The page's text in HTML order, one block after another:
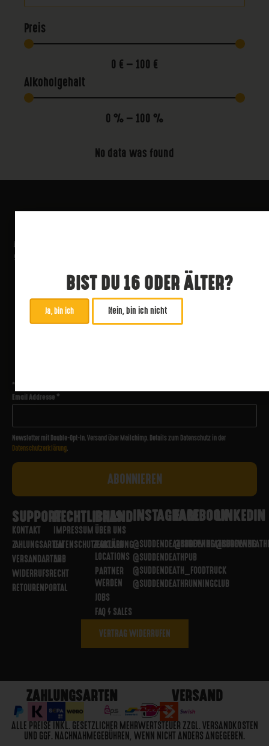
Preis
0 € — 100 €
Alkoholgehalt
0 % — 100 %
No data was found
*
Email Addresse*
Newsletter mit Double-Opt-In. Versand über Mailchimp. Details zum Datenschutz in der
Datenschutzerklärung.
SUPPORT
KONTAKT
ZAHLUNGSARTEN
VERSANDARTEN
WIDERRUFSRECHT
RETOURENPORTAL
RECHTLICHES
IMPRESSUM
DATENSCHUTZERKLÄRUNG
AGB
BRAND
ÜBER UNS
PARTNER
LOCATIONS
PARTNER
WERDEN
JOBS
FAQ / SALES
INSTAGRAM
@SUDDENDEATHBREWING
@SUDDENDEATHPUB
@SUDDENDEATH_FOODTRUCK
@SUDDENDEATHRUNNINGCLUB
FACEBOOK
@SUDDENDEATHBREWING
LINKEDIN
VERTRAG WIDERRUFEN
ZAHLUNGSARTEN VERSAND
ALLE PREISE INKL. GESETZLICHER MEHRWERTSTEUER ZZGL. VERSANDKOSTEN
UND GGF. NACHNAHMEGEBÜHREN, WENN NICHT ANDERS ANGEGEBEN.
BIST DU 16 ODER ÄLTER?
Ja, bin ich Nein, bin ich nicht